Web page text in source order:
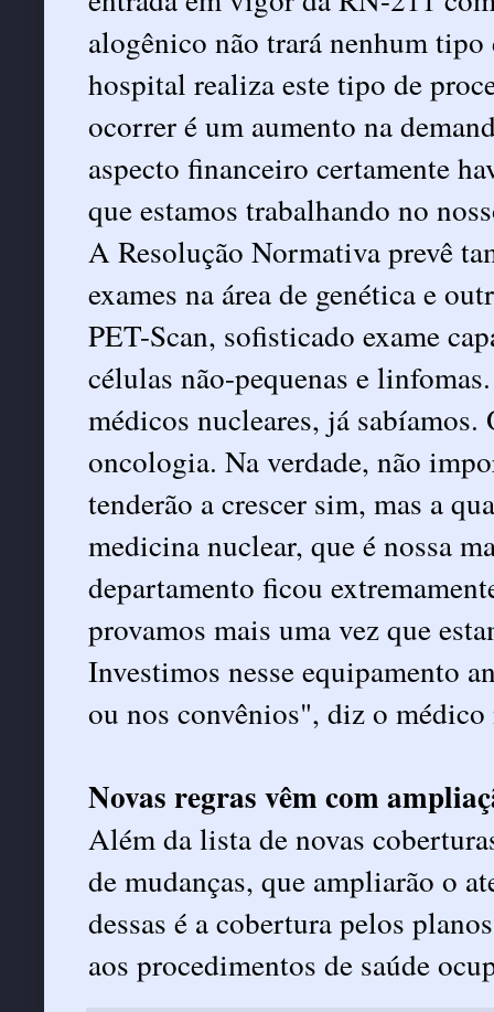
alogênico não trará nenhum
hospital realiza este tipo de
ocorrer é um aumento na
aspecto financeiro certamente
que estamos trabalhando no
A Resolução Normativa prevê
exames na área de genética e
PET-Scan, sofisticado exame
células não-pequenas e
médicos nucleares, já
oncologia. Na verdade, não
tenderão a crescer sim, mas a
medicina nuclear, que é nossa
departamento ficou
provamos mais uma vez que
Investimos nesse equipamento
ou nos convênios", diz o
Novas regras vêm com
Além da lista de novas
de mudanças, que ampliarão o
dessas é a cobertura pelos
aos procedimentos de saúde